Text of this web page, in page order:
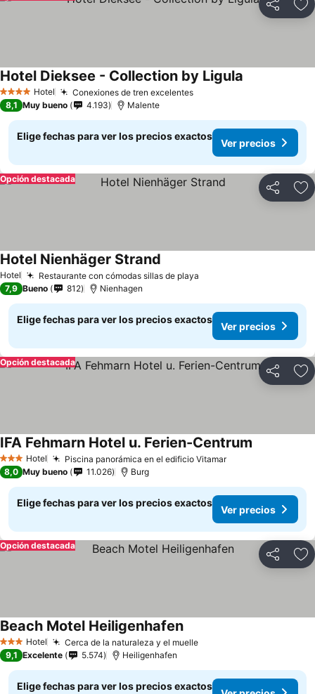
Compartir
4 EstrellasHotel Conexiones de tren excelentes
Hotel Dieksee - Collection by Ligula
8,1 Muy bueno 4.193 Malente
Elige fechas para ver los precios exactos
Ver precios
Compartir
Opción destacada
Hotel Restaurante con cómodas sillas de playa
Hotel Nienhäger Strand
7,9 Bueno 812 Nienhagen
Elige fechas para ver los precios exactos
Ver precios
Compartir
Opción destacada
3 Estrellas
Hotel Piscina panorámica en el edificio Vitamar
IFA Fehmarn Hotel u. Ferien-Centrum
8,0 Muy bueno 11.026 Burg
Elige fechas para ver los precios exactos
Ver precios
Compartir
Opción destacada
3 Estrellas
Hotel Cerca de la naturaleza y el muelle
Beach Motel Heiligenhafen
9,1 Excelente 5.574 Heiligenhafen
Elige fechas para ver los precios exactos